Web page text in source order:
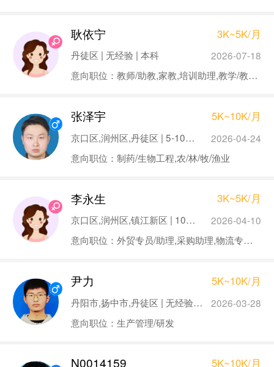
耿依宁 3K~5K/月
丹徒区 | 无经验 | 本科
2026-07-18
意向职位：教师/助教,家教,培训助理,教学/教务管理
张泽宇 5K~10K/月
京口区,润州区,丹徒区 | 5-10年 | 大专
2026-04-24
意向职位：制药/生物工程,农/林/牧/渔业
李永生 3K~5K/月
京口区,润州区,镇江新区 | 10年以上 | 本科
2026-04-10
意向职位：外贸专员/助理,采购助理,物流专员/助理,仓库管理员,供应链管理
尹力 5K~10K/月
丹阳市,扬中市,丹徒区 | 无经验 | 本科
2026-03-28
意向职位：生产管理/研发
N0014159 5K~10K/月